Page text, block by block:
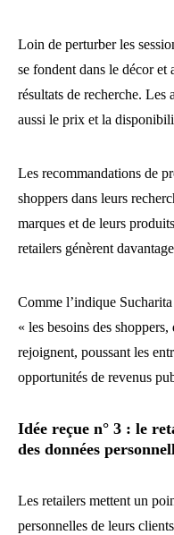
Loin de perturber les
se fondent dans le décor et
résultats de recherche. Les
aussi le prix et la
Les recommandations de
shoppers dans leurs
marques et de leurs
retailers génèrent
Comme l’indique
« les besoins des
rejoignent, poussant les
opportunités de revenus
Idée reçue n° 3 : le
des données
Les retailers mettent un
personnelles de leurs